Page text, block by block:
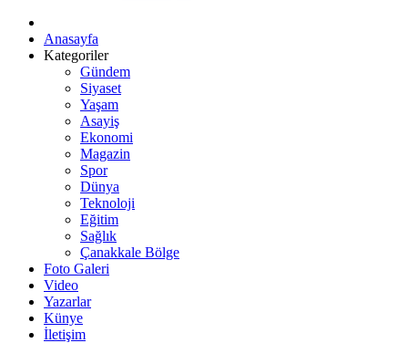
Anasayfa
Kategoriler
Gündem
Siyaset
Yaşam
Asayiş
Ekonomi
Magazin
Spor
Dünya
Teknoloji
Eğitim
Sağlık
Çanakkale Bölge
Foto Galeri
Video
Yazarlar
Künye
İletişim